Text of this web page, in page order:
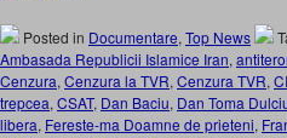
Posted in Documentare, Top News
Ambasada Republicii Islamice Iran,
Cenzura, Cenzura la TVR, Cenzura TVR,
trepcea, CSAT, Dan Baciu, Dan Toma
libera, Fereste-ma Doamne de prieteni,